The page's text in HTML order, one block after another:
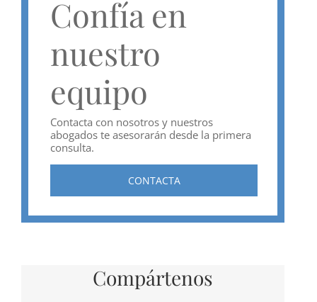
Confía en
nuestro
equipo
Contacta con nosotros y nuestros
abogados te asesorarán desde la primera
consulta.
CONTACTA
Compártenos